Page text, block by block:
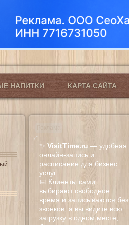
НАПИТКИ КАРТА САЙТА
✨ VisitTime.ru — удобная
онлайн-запись и
расписание для бизнес
услуг.
📅 Клиенты сами
выбирают свободное
время и записываются без
звонков, а вы видите всю
загрузку в одном месте,